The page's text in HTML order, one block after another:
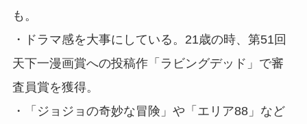
も。
・ドラマ感を大事にしている。21歳の時、第51回
天下一漫画賞への投稿作「ラビングデッド」で審
査員賞を獲得。
・「ジョジョの奇妙な冒険」や「エリア88」など